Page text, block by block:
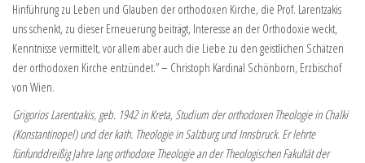
Hinführung zu Leben und Glauben der orthodoxen Kirche, die Prof. Larentzakis
uns schenkt, zu dieser Erneuerung beiträgt, Interesse an der Orthodoxie weckt,
Kenntnisse vermittelt, vor allem aber auch die Liebe zu den geistlichen Schätzen
der orthodoxen Kirche entzündet.” – Christoph Kardinal Schönborn, Erzbischof
von Wien.
Grigorios Larentzakis, geb. 1942 in Kreta, Studium der orthodoxen Theologie in Chalki
(Konstantinopel) und der kath. Theologie in Salzburg und Innsbruck. Er lehrte
fünfunddreißig Jahre lang orthodoxe Theologie an der Theologischen Fakultät der